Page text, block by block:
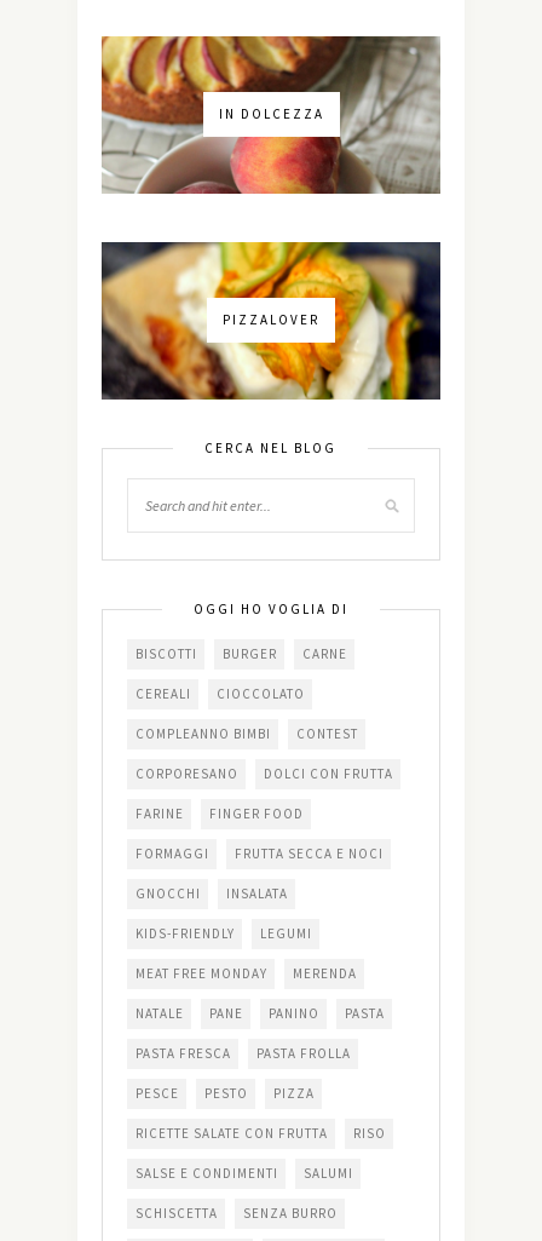
IN DOLCEZZA
PIZZALOVER
CERCA NEL BLOG
OGGI HO VOGLIA DI
BISCOTTI BURGER CARNE
CEREALI CIOCCOLATO
COMPLEANNO BIMBI CONTEST
CORPORESANO DOLCI CON FRUTTA
FARINE FINGER FOOD
FORMAGGI FRUTTA SECCA E NOCI
GNOCCHI INSALATA
KIDS-FRIENDLY LEGUMI
MEAT FREE MONDAY MERENDA
NATALE PANE PANINO PASTA
PASTA FRESCA PASTA FROLLA
PESCE PESTO PIZZA
RICETTE SALATE CON FRUTTA RISO
SALSE E CONDIMENTI SALUMI
SCHISCETTA SENZA BURRO